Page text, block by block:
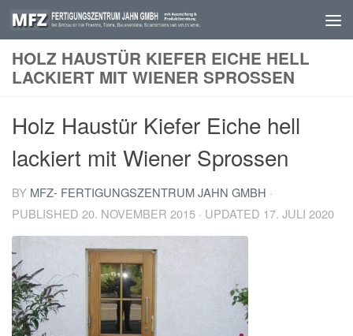
Skip to content
HOLZ HAUSTÜR KIEFER EICHE HELL
LACKIERT MIT WIENER SPROSSEN
Holz Haustür Kiefer Eiche hell
lackiert mit Wiener Sprossen
BY MFZ- FERTIGUNGSZENTRUM JAHN GMBH ·
PUBLISHED 20. NOVEMBER 2015 · UPDATED 17. JULI 2020